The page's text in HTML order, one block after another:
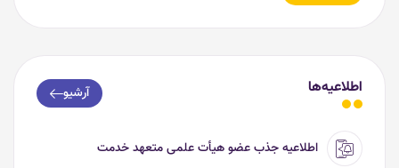
اطلاعیه‌ها آرشیو
اطلاعیه جذب عضو هیأت علمی متعهد خدمت